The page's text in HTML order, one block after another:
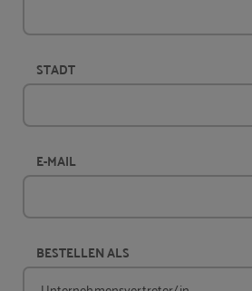
STADT
E-MAIL
BESTELLEN ALS